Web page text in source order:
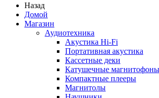
Назад
Домой
Магазин
Аудиотехника
Акустика Hi-Fi
Портативная акустика
Кассетные деки
Катушечные магнитофоны
Компактные плееры
Магнитолы